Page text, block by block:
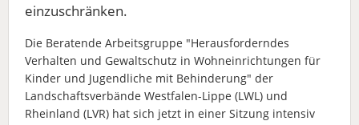
einzuschränken.
Die Beratende Arbeitsgruppe "Herausforderndes
Verhalten und Gewaltschutz in Wohneinrichtungen für
Kinder und Jugendliche mit Behinderung" der
Landschaftsverbände Westfalen-Lippe (LWL) und
Rheinland (LVR) hat sich jetzt in einer Sitzung intensiv